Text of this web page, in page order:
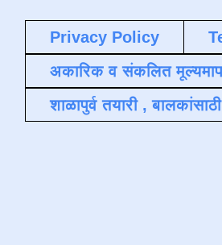
Privacy Policy
अकारिक व संकलित
शाळापुर्व तयारी ,